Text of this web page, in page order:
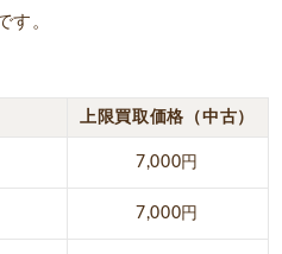
す。
上限買取価格（中古）
7,000円
7,000円